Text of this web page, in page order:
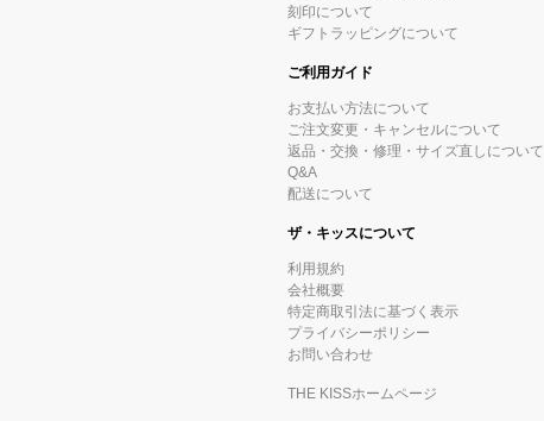
刻印について
ギフトラッピングについて
ご利用ガイド
お支払い方法について
ご注文変更・キャンセルについて
返品・交換・修理・サイズ直しについて
Q&A
配送について
ザ・キッスについて
利用規約
会社概要
特定商取引法に基づく表示
プライバシーポリシー
お問い合わせ
THE KISSホームページ